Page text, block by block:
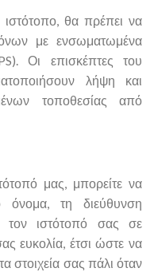
ιστότοπο, θα πρέπει να
με ενσωματωμένα
Οι επισκέπτες του
λήψη και
τοποθεσίας από
μας, μπορείτε να
όνομα, τη διεύθυνση
τον ιστότοπό σας σε
ευκολία, έτσι ώστε να
στοιχεία σας πάλι όταν